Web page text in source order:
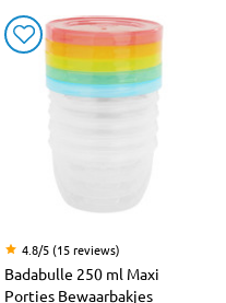
4.8/5 (15 reviews)
Badabulle 250 ml Maxi
Porties Bewaarbakjes